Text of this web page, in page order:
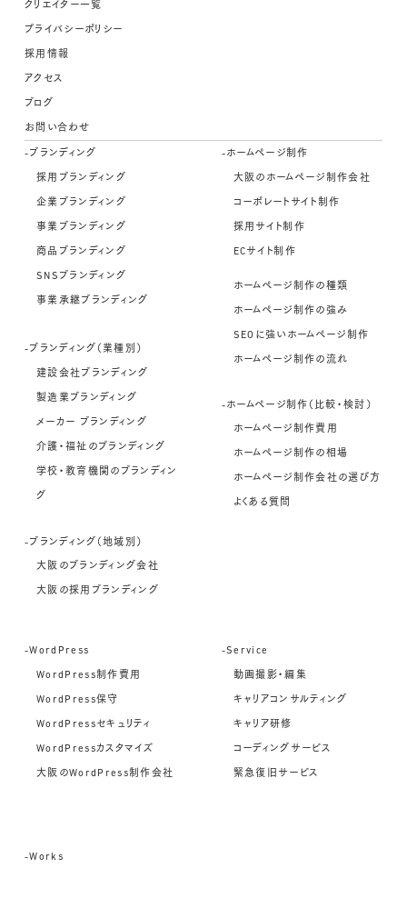
クリエイター一覧
プライバシーポリシー
採用情報
アクセス
ブログ
お問い合わせ
-ブランディング
採用ブランディング
企業ブランディング
事業ブランディング
商品ブランディング
SNSブランディング
事業承継ブランディング
-ブランディング（業種別）
建設会社ブランディング
製造業ブランディング
メーカー ブランディング
介護・福祉のブランディング
学校・教育機関のブランディン
グ
-ブランディング（地域別）
大阪のブランディング会社
大阪の採用ブランディング
-ホームページ制作
大阪のホームページ制作会社
コーポレートサイト制作
採用サイト制作
ECサイト制作
ホームページ制作の種類
ホームページ制作の強み
SEOに強いホームページ制作
ホームページ制作の流れ
-ホームページ制作（比較・検討）
ホームページ制作費用
ホームページ制作の相場
ホームページ制作会社の選び方
よくある質問
-WordPress
WordPress制作費用
WordPress保守
WordPressセキュリティ
WordPressカスタマイズ
大阪のWordPress制作会社
-Service
動画撮影・編集
キャリアコンサルティング
キャリア研修
コーディングサービス
緊急復旧サービス
-Works